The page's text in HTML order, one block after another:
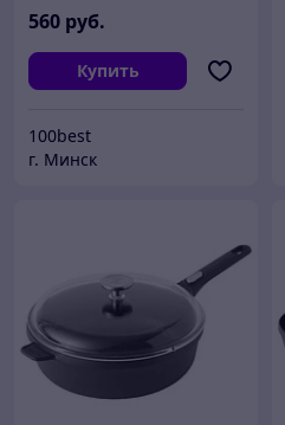
560 руб.
Купить
100best
г. Минск